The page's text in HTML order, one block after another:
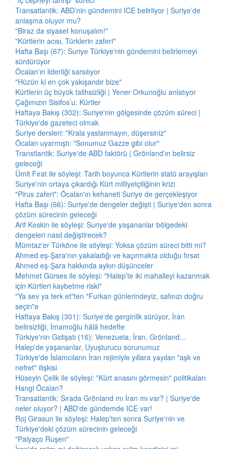
Transatlantik: ABD’nin gündemini ICE belirliyor | Suriye’de
anlaşma oluyor mu?
"Biraz da siyaset konuşalım!"
"Kürtlerin acısı, Türklerin zaferi"
Hafta Başı (67): Suriye Türkiye'nin gündemini belirlemeyi
sürdürüyor
Öcalan'ın liderliği sarsılıyor
"Hüzün ki en çok yakışandır bize"
Kürtlerin üç büyük talihsizliği | Yener Orkunoğlu anlatıyor
Çağımızın Sisifos’u: Kürtler
Haftaya Bakış (302): Suriye'nin gölgesinde çözüm süreci |
Türkiye'de gazeteci olmak
Suriye dersleri: "Krala yaslanmayın, düşersiniz"
Öcalan uyarmıştı: "Sonumuz Gazze gibi olur"
Transtlantik: Suriye'de ABD faktörü | Grönland'ın belirsiz
geleceği
Ümit Fırat ile söyleşi: Tarih boyunca Kürtlerin statü arayışları
Suriye'nin ortaya çıkardığı Kürt milliyetçiliğinin krizi
"Pirus zaferi": Öcalan'ın kehaneti Suriye de gerçekleşiyor
Hafta Başı (66): Suriye'de dengeler değişti | Suriye'den sonra
çözüm sürecinin geleceği
Arif Keskin ile söyleşi: Suriye'de yaşananlar bölgedeki
dengeleri nasıl değiştirecek?
Mümtaz'er Türköne ile söyleşi: Yoksa çözüm süreci bitti mi?
Ahmed eş-Şara'nın yakaladığı ve kaçırmakta olduğu fırsat
Ahmed eş-Şara hakkında aykırı düşünceler
Mehmet Gürses ile söyleşi: "Halep'te iki mahalleyi kazanmak
için Kürtleri kaybetme riski"
"Ya sev ya terk et"ten "Furkan günlerindeyiz, safınızı doğru
seçin"e
Haftaya Bakış (301): Suriye'de gerginlik sürüyor, İran
belirsizliği, İmamoğlu hâlâ hedefte
Türkiye'nin Gidişatı (16): Venezuela, İran, Grönland...
Halep'de yaşananlar, Uyuşturucu sorunumuz
Türkiye'de İslamcıların İran rejimiyle yıllara yayılan "aşk ve
nefret" ilişkisi
Hüseyin Çelik ile söyleşi: "Kürt anasını görmesin" politikaları
Hangi Öcalan?
Transatlantik: Sırada Grönland mı İran mı var? | Suriye'de
neler oluyor? | ABD'de gündemde ICE var!
Roj Girasun ile söyleşi: Halep'ten sonra Suriye'nin ve
Türkiye'deki çözüm sürecinin geleceği
"Palyaço Ruşen"